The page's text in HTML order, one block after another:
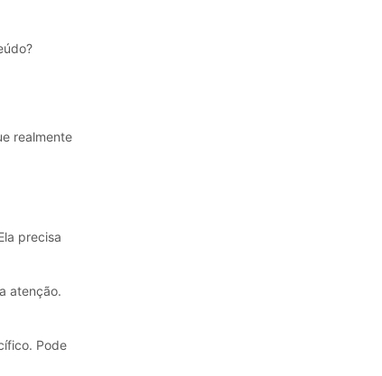
realmente
precisa
atenção.
Pode